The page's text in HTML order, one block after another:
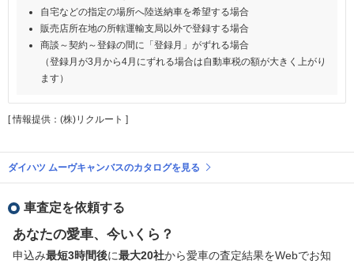
自宅などの指定の場所へ陸送納車を希望する場合
販売店所在地の所轄運輸支局以外で登録する場合
商談～契約～登録の間に「登録月」がずれる場合
（登録月が3月から4月にずれる場合は自動車税の額が大きく上がり
ます）
[ 情報提供：(株)リクルート ]
ダイハツ ムーヴキャンバスのカタログを見る
車査定を依頼する
あなたの愛車、今いくら？
申込み最短3時間後に最大20社から愛車の査定結果をWebでお知